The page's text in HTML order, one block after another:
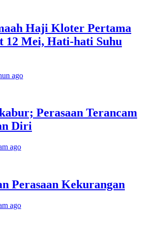
Haji Kloter Pertama
12 Mei, Hati-hati Suhu
ago
Perasaan Terancam
Diri
ago
Perasaan Kekurangan
ago